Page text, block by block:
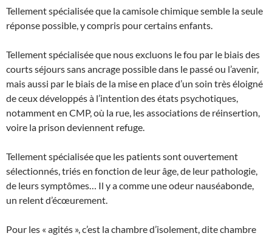
Tellement spécialisée que la camisole chimique semble la seule
réponse possible, y compris pour certains enfants.
Tellement spécialisée que nous excluons le fou par le biais des
courts séjours sans ancrage possible dans le passé ou l’avenir,
mais aussi par le biais de la mise en place d’un soin très éloigné
de ceux développés à l’intention des états psychotiques,
notamment en CMP, où la rue, les associations de réinsertion,
voire la prison deviennent refuge.
Tellement spécialisée que les patients sont ouvertement
sélectionnés, triés en fonction de leur âge, de leur pathologie,
de leurs symptômes… Il y a comme une odeur nauséabonde,
un relent d’écœurement.
Pour les « agités », c’est la chambre d’isolement, dite chambre